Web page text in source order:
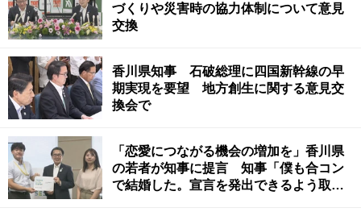
づくりや災害時の協力体制について意見
交換
香川県知事 石破総理に四国新幹線の早
期実現を要望 地方創生に関する意見交
換会で
「恋愛につながる機会の増加を」香川県
の若者が知事に提言 知事「僕も合コン
で結婚した。宣言を発出できるよう取り